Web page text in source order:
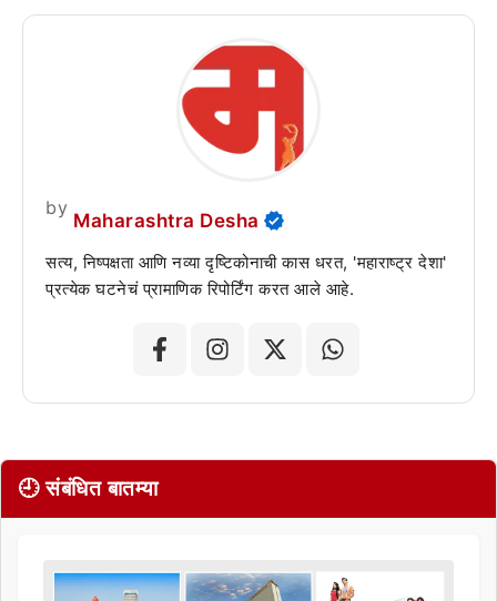
by
Maharashtra Desha
सत्य, निष्पक्षता आणि नव्या दृष्टिकोनाची कास धरत, 'महाराष्ट्र देशा'
प्रत्येक घटनेचं प्रामाणिक रिपोर्टिंग करत आले आहे.
🕘 संबंधित बातम्या